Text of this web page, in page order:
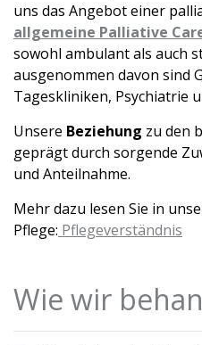
uns das Angebot einer
allgemeine Palliative
sowohl ambulant als auch
ausgenommen davon sind
Tagesklini­ken, Psychiatrie
Unsere Beziehung zu den
geprägt durch sorgende
und Anteilnahme.
Mehr dazu lesen Sie in
Pflege: Pflegeverständnis
Wie wir